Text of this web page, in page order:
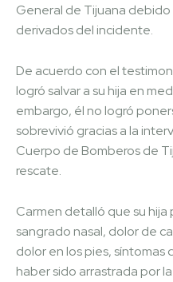
General de Tijuana debido
derivados del incidente.
De acuerdo con el
logró salvar a su hija en
embargo, él no logró
sobrevivió gracias a la
Cuerpo de Bomberos de
rescate.
Carmen detalló que su
sangrado nasal, dolor de
dolor en los pies,
haber sido arrastrada por